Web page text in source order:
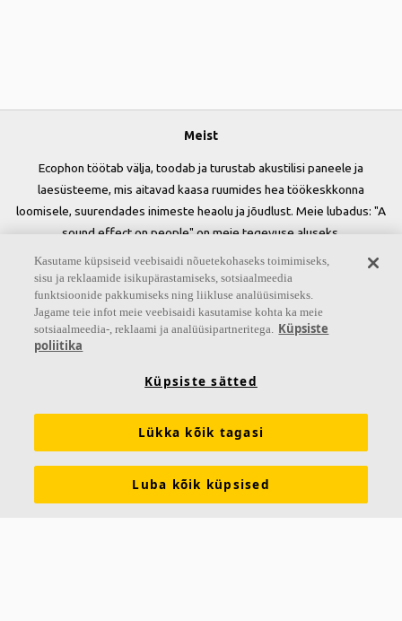
Meist
Ecophon töötab välja, toodab ja turustab akustilisi paneele ja
laesüsteeme, mis aitavad kaasa ruumides hea töökeskkonna
loomisele, suurendades inimeste heaolu ja jõudlust. Meie lubadus: "A
sound effect on people" on meie tegevuse aluseks.
Jälgi meid
Teadmised akustikast Tooted
Värvid ja pinnad Tööriistad ja teenused
Toimivusdeklaratsioonid Ecophonist
Kasutame küpsiseid veebisaidi nõuetekohaseks toimimiseks,
sisu ja reklaamide isikupärastamiseks, sotsiaalmeedia
funktsioonide pakkumiseks ning liikluse analüüsimiseks.
Jagame teie infot meie veebisaidi kasutamise kohta ka meie
sotsiaalmeedia-, reklaami ja analüüsipartneritega. Küpsiste
poliitika
Küpsiste sätted
Lükka kõik tagasi
Luba kõik küpsised